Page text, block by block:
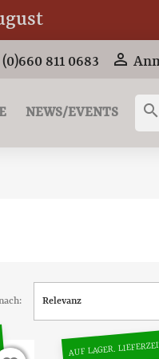
(0)660 811 0683 
NEWS/EVENTS search
Relevanz
AUF LAGER.